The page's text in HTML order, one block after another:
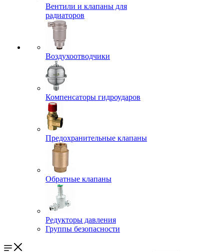
Вентили и клапаны для
радиаторов
Воздухоотводчики
Компенсаторы гидроударов
Предохранительные клапаны
Обратные клапаны
Редукторы давления
Группы безопасности